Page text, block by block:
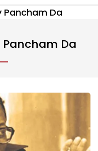
Pancham Da
Pancham Da